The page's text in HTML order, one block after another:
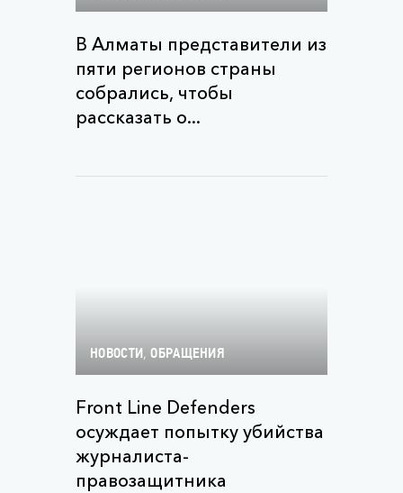
В Алматы представители из
пяти регионов страны
собрались, чтобы
рассказать о...
НОВОСТИ,ОБРАЩЕНИЯ
Front Line Defenders
осуждает попытку убийства
журналиста-
правозащитника